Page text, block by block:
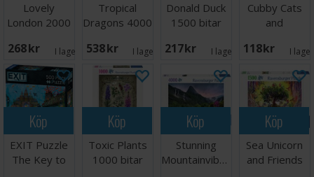
Lovely
London 2000
268 SEK I lager: 2
Tropical
Dragons 4000
538 SEK I lager: 2
Donald Duck
1500 bitar
217 SEK I lager:
Cubby Cats
and
500 bitar
118 SEK I
Köp
EXIT Puzzle
The Key to
Köp
Toxic Plants
1000 bitar
Köp
Stunning
Mountainvibes
Köp
Sea Unicorn
and Friends